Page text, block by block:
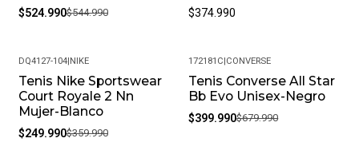
$524.990$544.990 $374.990
-31%
DQ4127-104|NIKE
Tenis Nike Sportswear
Court Royale 2 Nn
Mujer-Blanco
$249.990$359.990
-41%
172181C|CONVERSE
Tenis Converse All Star
Bb Evo Unisex-Negro
$399.990$679.990